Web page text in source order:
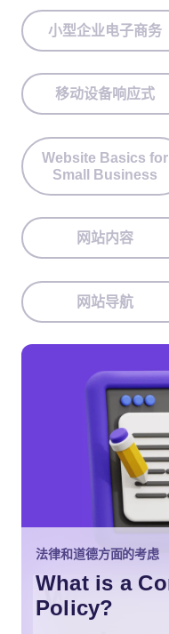
小型企业电子商务
移动设备响应式
Website Basics for
Small Business
网站内容
网站导航
法律和道德方面的考虑
What is a
Policy?